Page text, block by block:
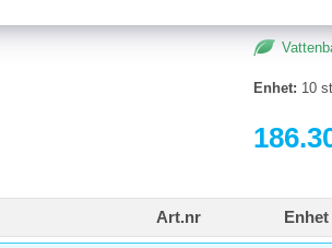
Enhet: 10 st
Art.nr Enhet